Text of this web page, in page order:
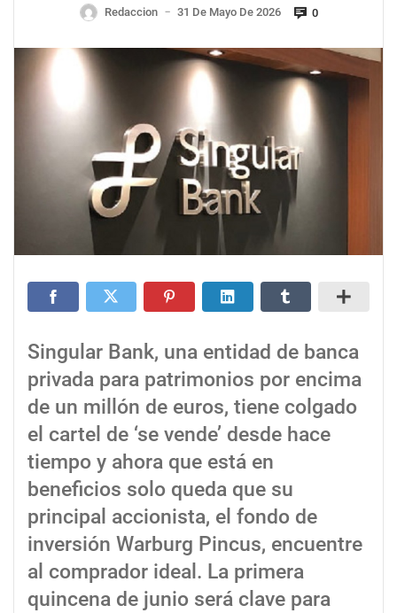
Redaccion — 31 De Mayo De 2026 0
Singular Bank, una entidad de banca
privada para patrimonios por encima
de un millón de euros, tiene colgado
el cartel de ‘se vende’ desde hace
tiempo y ahora que está en
beneficios solo queda que su
principal accionista, el fondo de
inversión Warburg Pincus, encuentre
al comprador ideal. La primera
quincena de junio será clave para